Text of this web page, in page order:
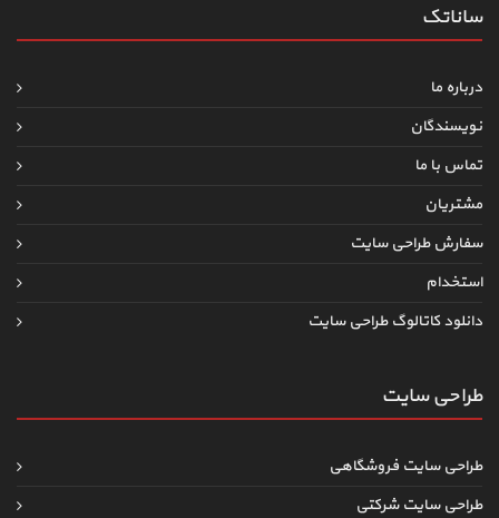
ساناتک
درباره ما
نویسندگان
تماس با ما
مشتریان
سفارش طراحی سایت
استخدام
دانلود کاتالوگ طراحی سایت
طراحی سایت
طراحی سایت فروشگاهی
طراحی سایت شرکتی